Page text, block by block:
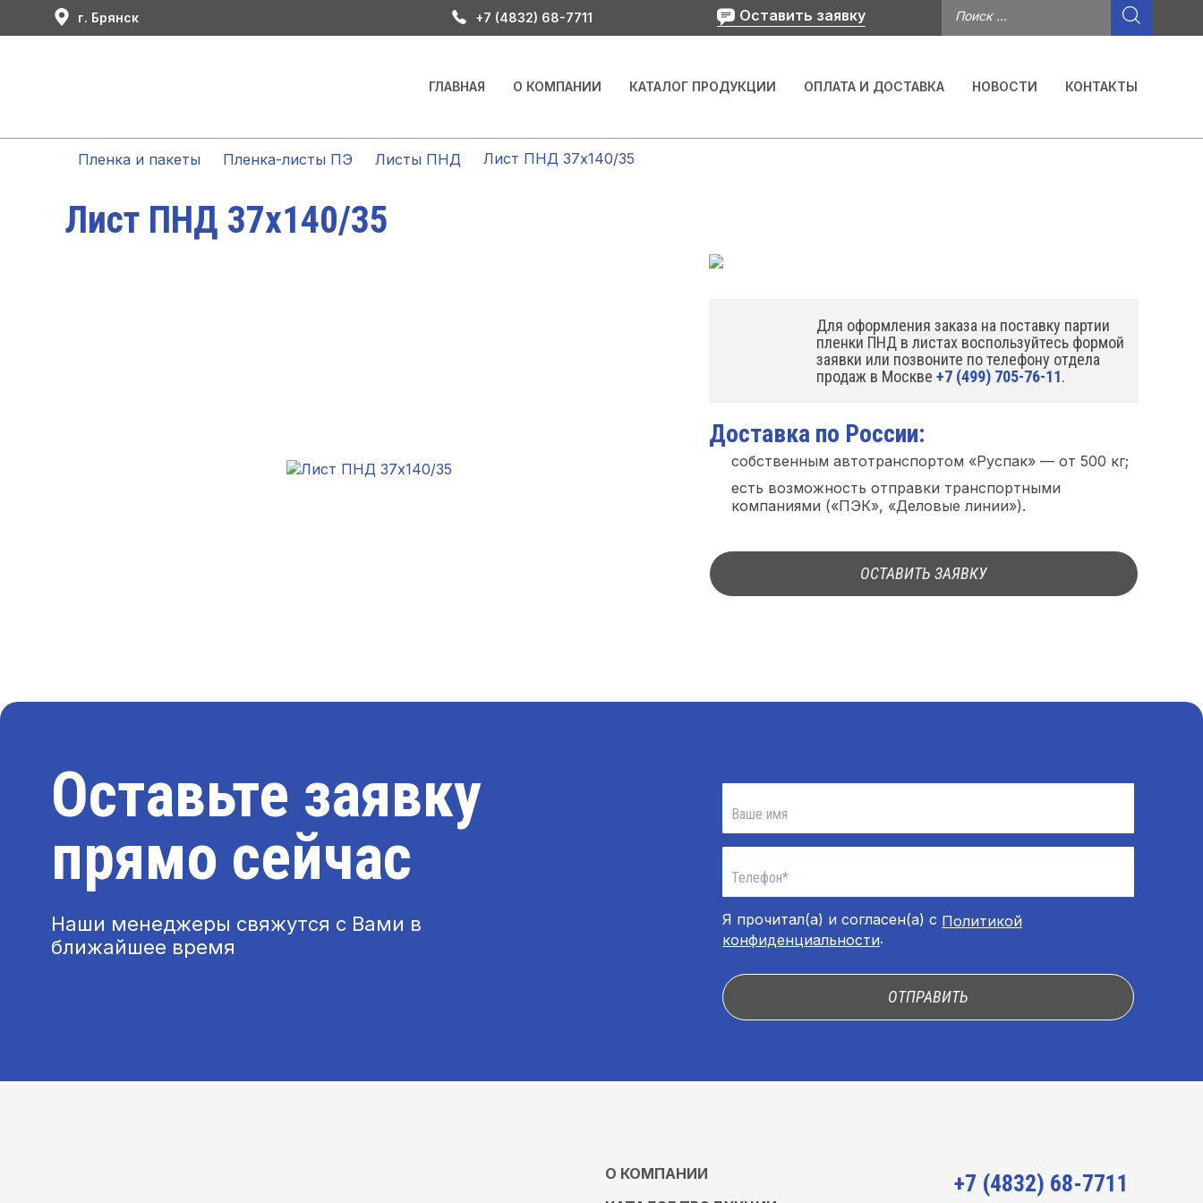
+7 (4832) 68-7711
г. Брянск Оставить заявку
ГЛАВНАЯ О КОМПАНИИ КАТАЛОГ ПРОДУКЦИИ ОПЛАТА И ДОСТАВКА НОВОСТИ КОНТАКТЫ
Пленка и пакеты Пленка-листы ПЭ Листы ПНД Лист ПНД 37х140/35
Лист ПНД 37х140/35
Для оформления заказа на поставку партии
пленки ПНД в листах воспользуйтесь формой
заявки или позвоните по телефону отдела
продаж в Москве +7 (499) 705-76-11.
Доставка по России:
собственным автотранспортом «Руспак» — от 500 кг;
есть возможность отправки транспортными
компаниями («ПЭК», «Деловые линии»).
ОСТАВИТЬ ЗАЯВКУ
Оставьте заявку
прямо сейчас
Наши менеджеры свяжутся с Вами в
ближайшее время
Я прочитал(а) и согласен(а) с Политикой
конфиденциальности.
ОТПРАВИТЬ
О КОМПАНИИ
+7 (4832) 68-7711